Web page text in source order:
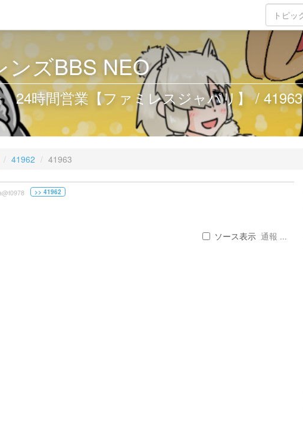
ンズBBS NEO
24時間営業【ファミレスジャパリ】 / 41963
41962 41963
>> 41962
ソース表示 通報 ...